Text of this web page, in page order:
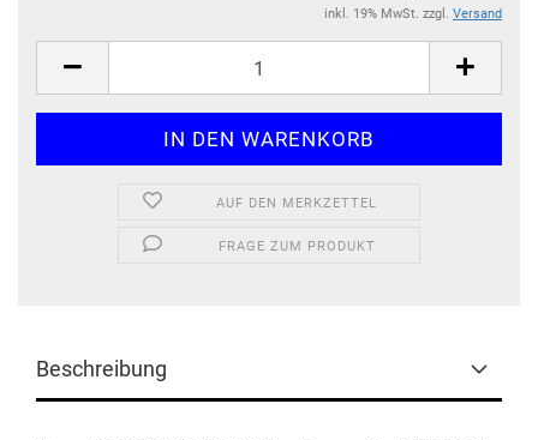
inkl. 19% MwSt. zzgl. Versand
AUF DEN MERKZETTEL
FRAGE ZUM PRODUKT
Beschreibung